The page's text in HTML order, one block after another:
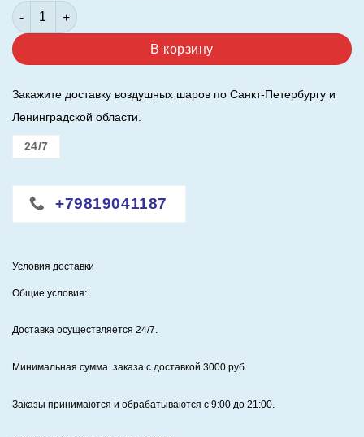
1200,00 ₽.
Количество товара Шар ( 40"/ 102 см. ) Цифра 1. Океан.
В корзину
Закажите доставку воздушных шаров по Санкт-Петербургу и
Ленинградской области.
24/7
+79819041187
Условия доставки
Общие условия:
Доставка осуществляется 24/7.
Минимальная сумма заказа с доставкой 3000 руб.
Заказы принимаются и обрабатываются с 9:00 до 21:00.